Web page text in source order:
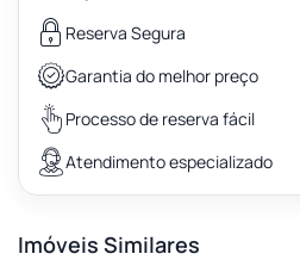
Reserva Segura
Garantia do melhor preço
Processo de reserva fácil
Atendimento especializado
Imóveis Similares